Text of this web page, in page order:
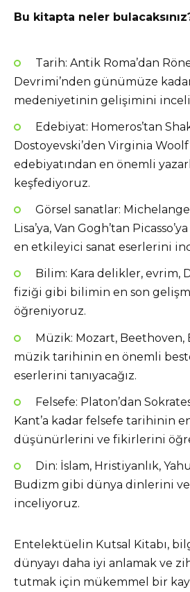
Bu kitapta neler
Tarih: Antik Roma’dan
Devrimi’nden günümüze
medeniyetinin gelişimini
Edebiyat: Homeros’tan
Dostoyevski’den Virginia
edebiyatından en önemli
keşfediyoruz.
Görsel sanatlar:
Lisa’ya, Van Gogh’tan
en etkileyici sanat eserlerini
Bilim: Kara delikler, evrim,
fiziği gibi bilimin en son
öğreniyoruz.
Müzik: Mozart, Beethoven,
müzik tarihinin en önemli
eserlerini tanıyacağız.
Felsefe: Platon’dan
Kant’a kadar felsefe tarihinin
düşünürlerini ve fikirlerini
Din: İslam, Hristiyanlık,
Budizm gibi dünya dinlerini ve
inceliyoruz.
Entelektüelin Kutsal Kitabı,
dünyayı daha iyi anlamak ve
tutmak için mükemmel bir